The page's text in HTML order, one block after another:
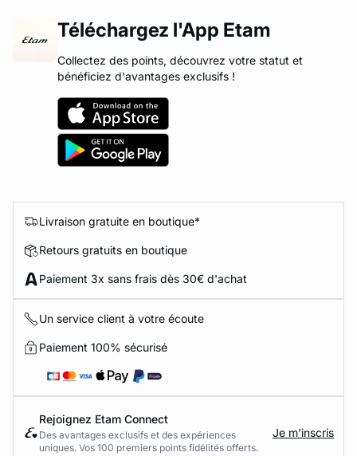
Téléchargez l'App Etam
Collectez des points, découvrez votre statut et
bénéficiez d'avantages exclusifs !
Livraison gratuite en boutique*
Retours gratuits en boutique
Paiement 3x sans frais dès 30€ d'achat
Un service client à votre écoute
Paiement 100% sécurisé
Rejoignez Etam Connect
Des avantages exclusifs et des expériences
uniques. Vos 100 premiers points fidélités offerts.
Je m’inscris